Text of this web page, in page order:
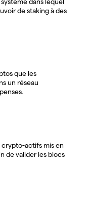
de staking à des
que les
un réseau
crypto-actifs mis en
de valider les blocs